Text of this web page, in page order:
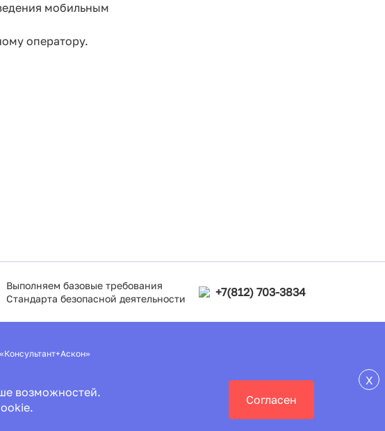
мобильным
оператору.
X
возможностей.
Согласен
Выполняем базовые требования
Стандарта безопасной деятельности
+7(812) 703-3834
условий труда